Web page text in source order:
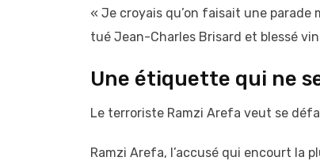
« Je croyais qu’on faisait une
tué Jean-Charles Brisard et blessé
Une étiquette qui ne
Le terroriste Ramzi Arefa veut se
Ramzi Arefa, l’accusé qui encourt la